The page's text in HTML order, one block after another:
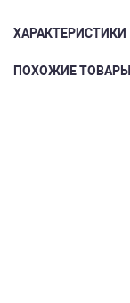
ХАРАКТЕРИСТИКИ
ПОХОЖИЕ ТОВАРЫ